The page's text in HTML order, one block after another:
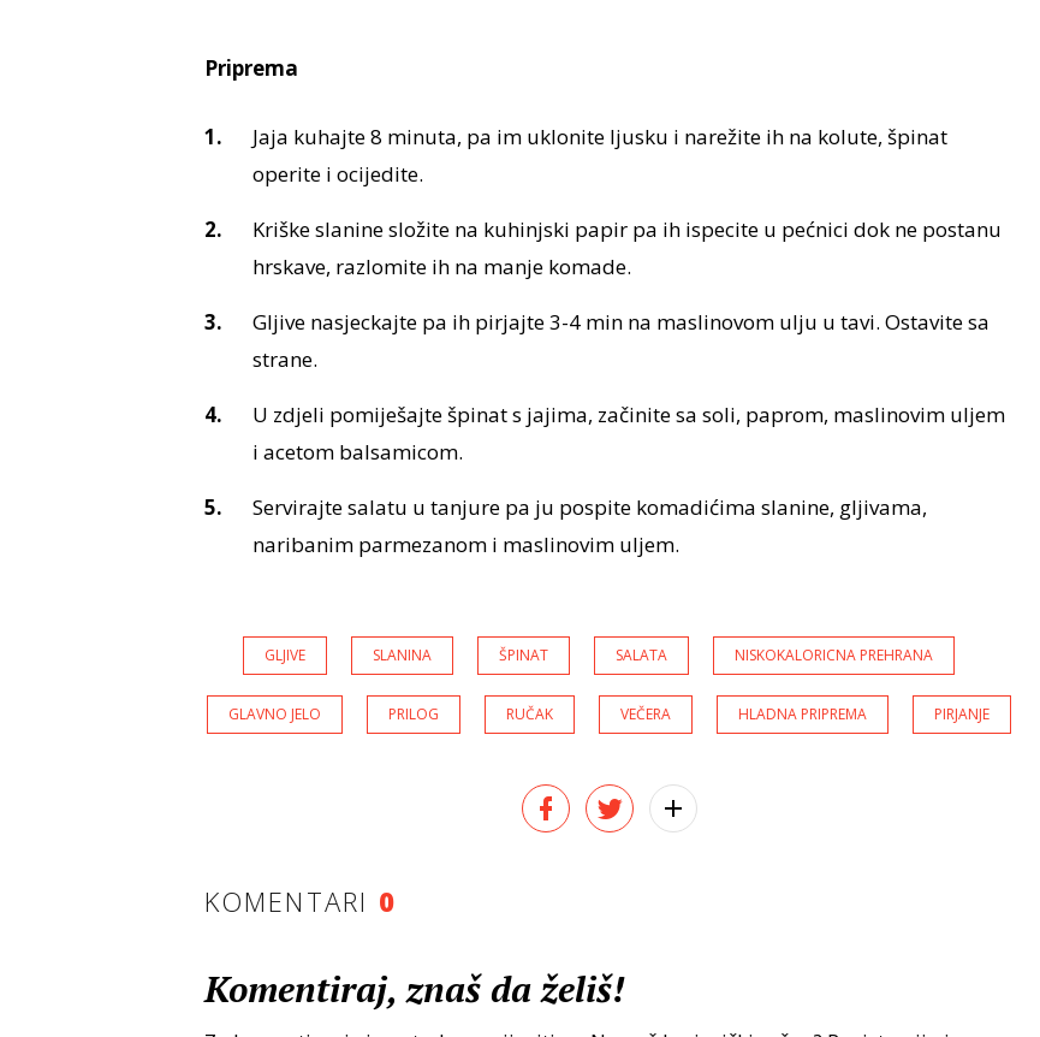
Priprema
Jaja kuhajte 8 minuta, pa im uklonite ljusku i narežite ih na kolute, špinat
operite i ocijedite.
Kriške slanine složite na kuhinjski papir pa ih ispecite u pećnici dok ne postanu
hrskave, razlomite ih na manje komade.
Gljive nasjeckajte pa ih pirjajte 3-4 min na maslinovom ulju u tavi. Ostavite sa
strane.
U zdjeli pomiješajte špinat s jajima, začinite sa soli, paprom, maslinovim uljem
i acetom balsamicom.
Servirajte salatu u tanjure pa ju pospite komadićima slanine, gljivama,
naribanim parmezanom i maslinovim uljem.
GLJIVE SLANINA ŠPINAT SALATA NISKOKALORICNA PREHRANA
GLAVNO JELO PRILOG RUČAK VEČERA HLADNA PRIPREMA PIRJANJE
KOMENTARI 0
Komentiraj, znaš da želiš!